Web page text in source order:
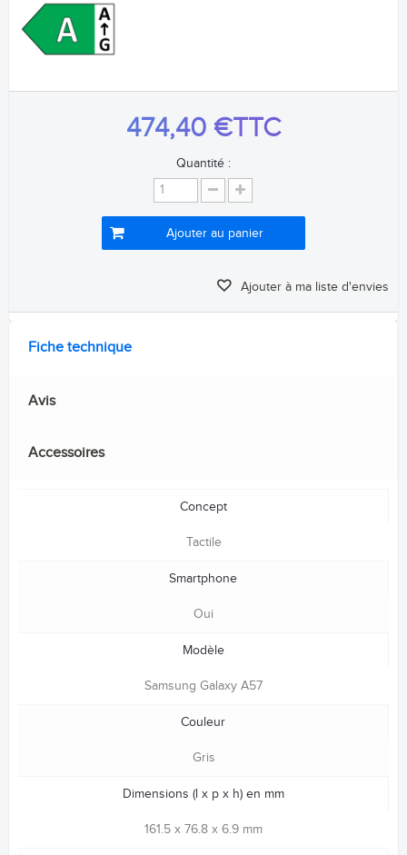
474,40 €TTC
Quantité :
Ajouter au panier
Ajouter à ma liste d'envies
Fiche technique
Avis
Accessoires
Concept
Tactile
Smartphone
Oui
Modèle
Samsung Galaxy A57
Couleur
Gris
Dimensions (l x p x h) en mm
161.5 x 76.8 x 6.9 mm